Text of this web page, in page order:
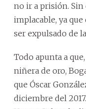
no ir a prisión. Sin
implacable, ya
ser expulsado de
Todo apunta a
niñera de oro,
que Óscar
diciembre del